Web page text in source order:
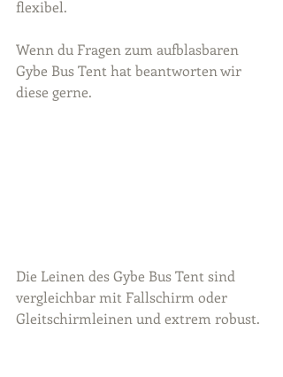
flexibel.
Wenn du Fragen zum aufblasbaren
Gybe Bus Tent hat beantworten wir
diese gerne.
Die Leinen des Gybe Bus Tent sind
vergleichbar mit Fallschirm oder
Gleitschirmleinen und extrem robust.